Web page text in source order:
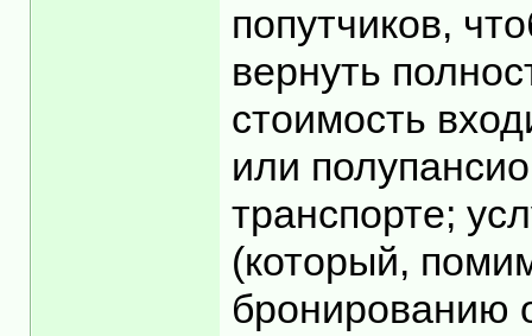
попутчиков,
вернуть
стоимость
или
транспорте;
(который,
бронированию